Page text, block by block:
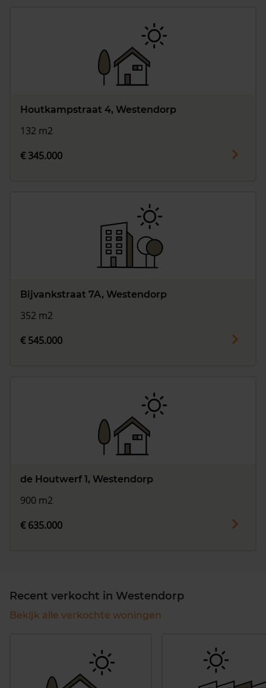
Houtkampstraat 4, Westendorp
132 m2
€ 345.000
Bijvankstraat 7A, Westendorp
352 m2
€ 545.000
de Houtwerf 1, Westendorp
900 m2
€ 635.000
Recent verkocht in Westendorp
Bekijk alle verkochte woningen